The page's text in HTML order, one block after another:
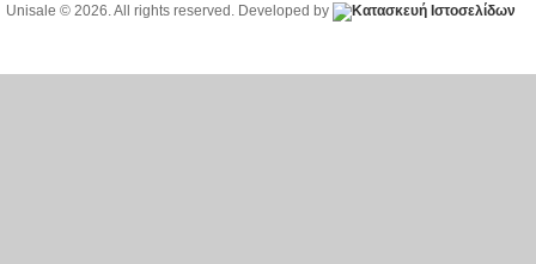
Unisale © 2026. All rights reserved. Developed by